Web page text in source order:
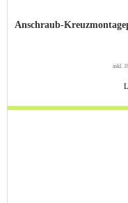
Anschraub-
inkl.